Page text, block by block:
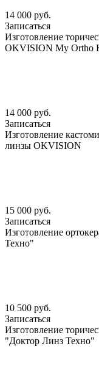
14 000 руб.
Записаться
Изготовление
OKVISION My Ortho
14 000 руб.
Записаться
Изготовление
линзы OKVISION
15 000 руб.
Записаться
Изготовление
Техно"
10 500 руб.
Записаться
Изготовление
"Доктор Линз Техно"